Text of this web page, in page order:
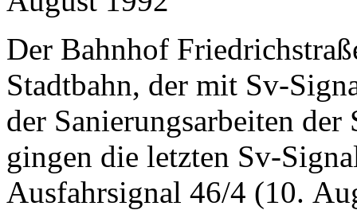
Der Bahnhof
Stadtbahn, der mit Sv-
der Sanierungsarbeiten
gingen die letzten Sv-
Ausfahrsignal 46/4 (10.